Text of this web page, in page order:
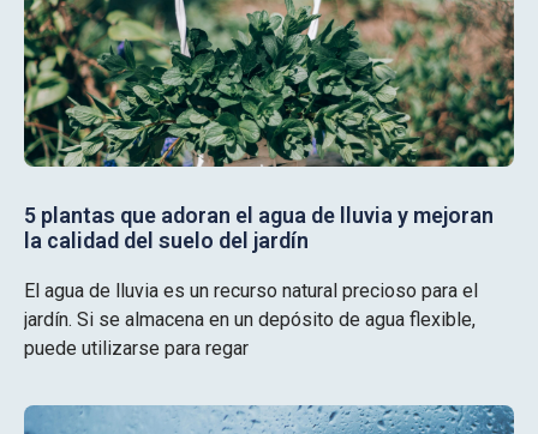
5 plantas que adoran el agua de lluvia y mejoran
la calidad del suelo del jardín
El agua de lluvia es un recurso natural precioso para el
jardín. Si se almacena en un depósito de agua flexible,
puede utilizarse para regar